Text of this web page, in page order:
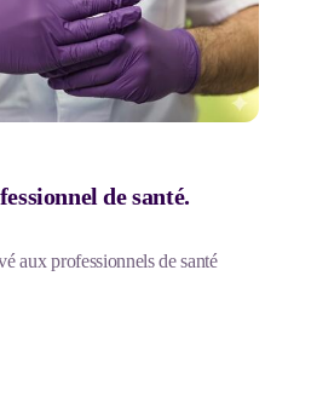
de santé.
aux professionnels de santé